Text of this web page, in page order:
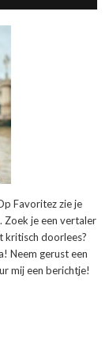
Favoritez zie je
Zoek je een vertaler
kritisch doorlees?
Neem gerust een
mij een berichtje!